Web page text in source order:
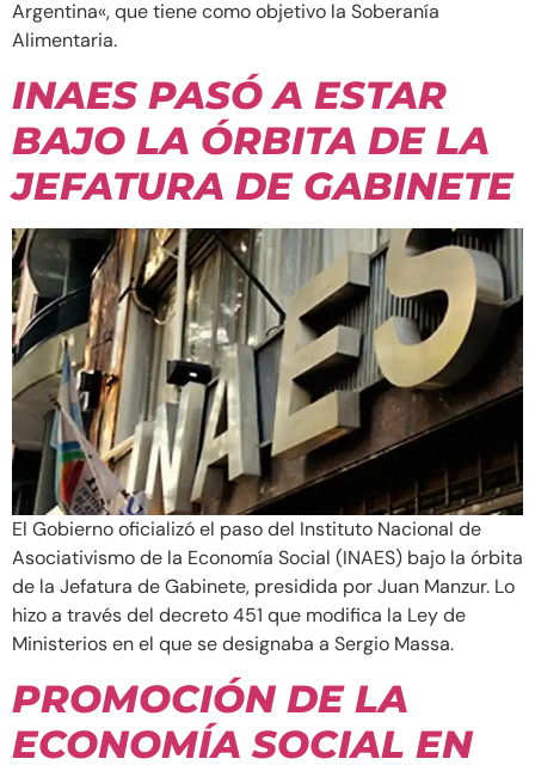
Argentina«, que tiene como objetivo la Soberanía
Alimentaria.
INAES PASÓ A ESTAR
BAJO LA ÓRBITA DE LA
JEFATURA DE GABINETE
El Gobierno oficializó el paso del Instituto Nacional de
Asociativismo de la Economía Social (INAES) bajo la órbita
de la Jefatura de Gabinete, presidida por Juan Manzur. Lo
hizo a través del decreto 451 que modifica la Ley de
Ministerios en el que se designaba a Sergio Massa.
PROMOCIÓN DE LA
ECONOMÍA SOCIAL EN